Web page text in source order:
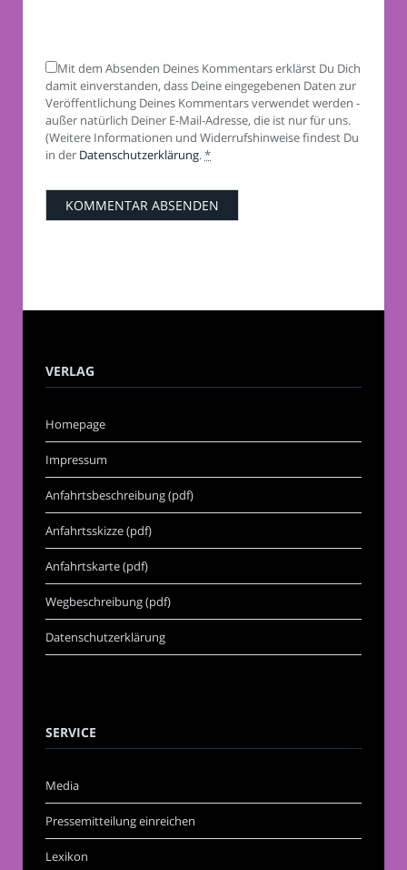
Mit dem Absenden Deines Kommentars erklärst Du Dich
damit einverstanden, dass Deine eingegebenen Daten zur
Veröffentlichung Deines Kommentars verwendet werden -
außer natürlich Deiner E-Mail-Adresse, die ist nur für uns.
(Weitere Informationen und Widerrufshinweise findest Du
in der Datenschutzerklärung.*
VERLAG
Homepage
Impressum
Anfahrtsbeschreibung (pdf)
Anfahrtsskizze (pdf)
Anfahrtskarte (pdf)
Wegbeschreibung (pdf)
Datenschutzerklärung
SERVICE
Media
Pressemitteilung einreichen
Lexikon